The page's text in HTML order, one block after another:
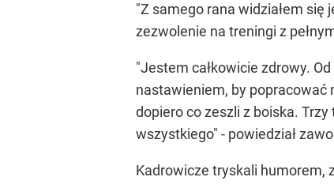
"Z samego rana widziałem się
zezwolenie na treningi z
"Jestem całkowicie zdrowy.
nastawieniem, by popracować
dopiero co zeszli z boiska.
wszystkiego" - powiedział
Kadrowicze tryskali humorem,